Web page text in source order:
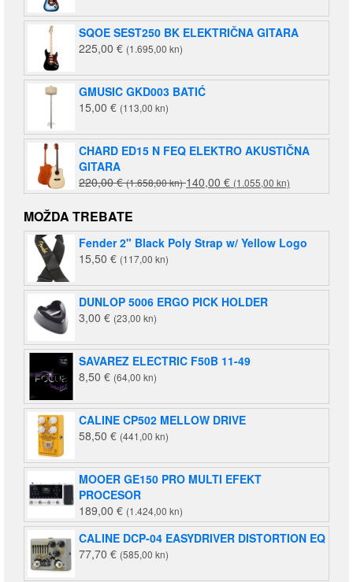
SQOE SEST250 BK ELEKTRIČNA GITARA
225,00 € (1.695,00 kn)
GMUSIC GKD003 BATIĆ
15,00 € (113,00 kn)
CHARD ED15 N FEQ ELEKTRO AKUSTIČNA
GITARA
220,00€ (1.658,00 kn)Izvorna
cijena
je:
220,00 €
140,00 € (1.055,00 kn)
cijena
140,00 €
(1.055,00
MOŽDA TREBATE
Fender 2" Black Poly Strap w/ Yellow Logo
15,50 € (117,00 kn)
DUNLOP 5006 ERGO PICK HOLDER
3,00 € (23,00 kn)
SAVAREZ ELECTRIC F50B 11-49
8,50 € (64,00 kn)
CALINE CP502 MELLOW DRIVE
58,50 € (441,00 kn)
MOOER GE150 PRO MULTI EFEKT
PROCESOR
189,00 € (1.424,00 kn)
CALINE DCP-04 EASYDRIVER DISTORTION EQ
77,70 € (585,00 kn)